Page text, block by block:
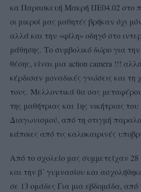
κα Παρασκευή Μακρή ΠΕ04.02 στο
οι μικροί μας μαθητές βρήκαν όχι
αλλά και την «φίλη» οδηγό στο
μάθησης. Το συμβολικό δώρο για
θέσης, είναι μια action camera !!!
κέρδισαν μοναδικές γνώσεις και τη
τους. Μελλοντικά θα σας
της μαθήτριας και 1ης νικήτριας
Διαγωνισμού, από τη στιγμή
κάποιες από τις καλοκαιρινές
Από το σχολείο μας συμμετείχαν
και την β΄ γυμνασίου και
σε 13 ομάδες Για μια εβδομάδα, από